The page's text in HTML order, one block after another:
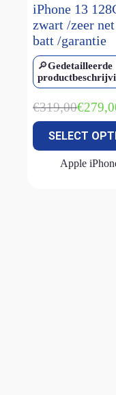
iPhone 13
zwart /zeer
batt /garantie
🔎Gedetailleerde
€319,00
was:
€319,00.
€
Huidige
is:
€279,00.
SELECT
Apple